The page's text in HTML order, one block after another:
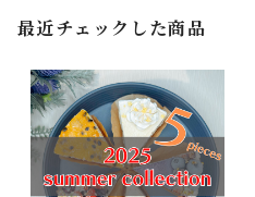
最近チェックした商品